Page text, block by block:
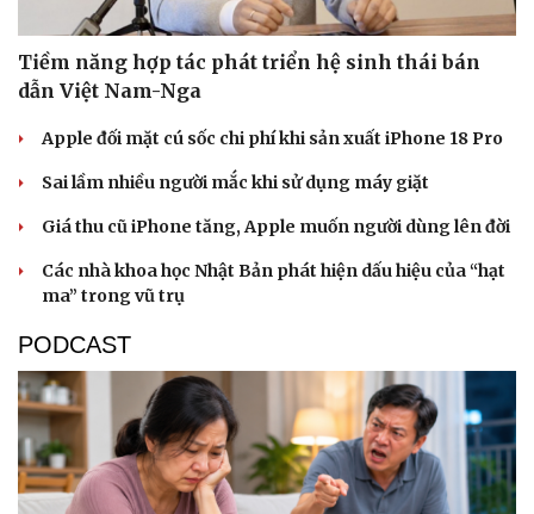
Tiềm năng hợp tác phát triển hệ sinh thái bán
dẫn Việt Nam-Nga
Apple đối mặt cú sốc chi phí khi sản xuất iPhone 18 Pro
Sai lầm nhiều người mắc khi sử dụng máy giặt
Giá thu cũ iPhone tăng, Apple muốn người dùng lên đời
Các nhà khoa học Nhật Bản phát hiện dấu hiệu của “hạt
ma” trong vũ trụ
PODCAST